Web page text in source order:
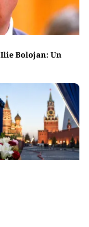
Bolojan: Un